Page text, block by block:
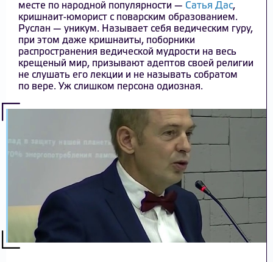
месте по народной популярности — Сатья Дас,
кришнаит-юморист с поварским образованием.
Руслан — уникум. Называет себя ведическим гуру,
при этом даже кришнаиты, поборники
распространения ведической мудрости на весь
крещеный мир, призывают адептов своей религии
не слушать его лекции и не называть собратом
по вере. Уж слишком персона одиозная.